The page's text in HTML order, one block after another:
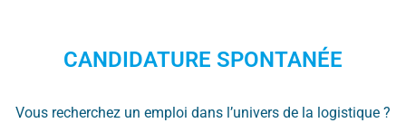
CANDIDATURE SPONTANÉE
Vous recherchez un emploi dans l’univers de la logistique ?